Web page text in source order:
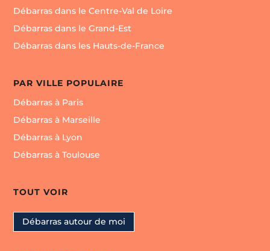
Débarras dans le Centre-Val de Loire
Débarras dans le Grand-Est
Débarras dans les Hauts-de-France
PAR VILLE POPULAIRE
Débarras à Paris
Débarras à Marseille
Débarras à Lyon
Débarras à Toulouse
TOUT VOIR
Débarras autour de moi